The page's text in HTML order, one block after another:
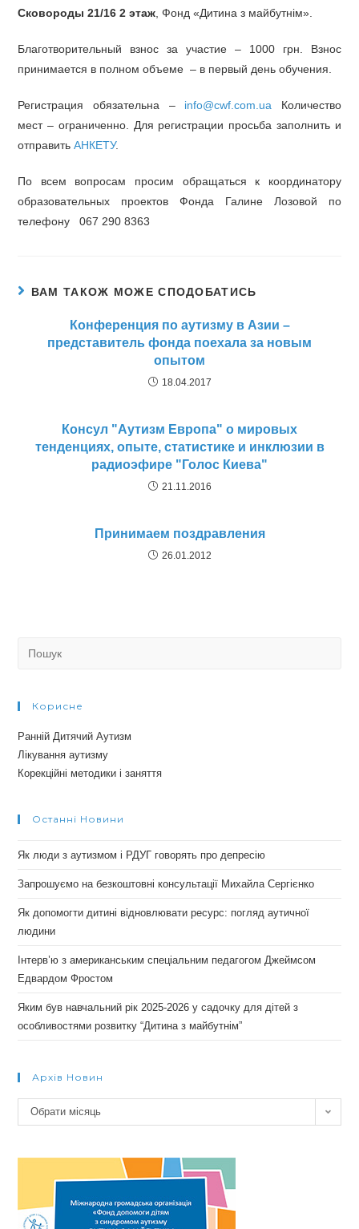
Сковороды 21/16 2 этаж , Фонд «Дитина з майбутнiм».
Благотворительный взнос за участие – 1000 грн. Взнос
принимается в полном объеме – в первый день обучения.
Регистрация обязательна – info@cwf.com.ua Количество
мест – ограниченно. Для регистрации просьба заполнить и
отправитьАНКЕТУ.
По всем вопросам просим обращаться к координатору
образовательных проектов Фонда Галине Лозовой по
телефону 067 290 8363
ВАМ ТАКОЖ МОЖЕ СПОДОБАТИСЬ
Конференция по аутизму в Азии –
представитель фонда поехала за новым
опытом
18.04.2017
Консул "Аутизм Европа" о мировых
тенденциях, опыте, статистике и инклюзии в
радиоэфире "Голос Киева"
21.11.2016
Принимаем поздравления
26.01.2012
Корисне
Ранній Дитячий Аутизм
Лікування аутизму
Корекційні методики і заняття
Останні Новини
Як люди з аутизмом і РДУГ говорять про депресію
Запрошуємо на безкоштовні консультації Михайла Сергієнко
Як допомогти дитині відновлювати ресурс: погляд аутичної
людини
Інтерв’ю з американським спеціальним педагогом Джеймсом
Едвардом Фростом
Яким був навчальний рік 2025-2026 у садочку для дітей з
особливостями розвитку “Дитина з майбутнім”
Архів Новин
Архів
новин
Обрати місяць